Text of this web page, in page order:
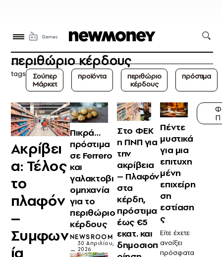
περιθώριο κέρδους
tags
Σούπερ
Μάρκετ
προϊόντα
περιθώριο
κέρδους
πρόστιμα
Ακρίβει
α: Τέλος
το
πλαφόν
–
Συμφων
ία
Πικρά…
πρόστιμα
σε Ferrero
και
γαλακτοβι
ομηχανία
για το
περιθώριο
κέρδους
NEWSROOM
30 Απριλίου,
2026
Στο ΦΕΚ
η ΠΝΠ για
την
ακρίβεια
– Πλαφόν
στα
κέρδη,
πρόστιμα
έως €5
εκατ. και
δημοσιοπ
Πέντε
μυστικά
για μια
επιτυχη
μένη
επιχείρη
ση
εστίαση
ς
Είτε έχετε
ανοίξει
πρόσφατα